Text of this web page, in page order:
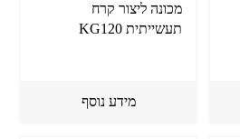
מכונה ליצור קרח
תעשייתית KG120
מידע נוסף